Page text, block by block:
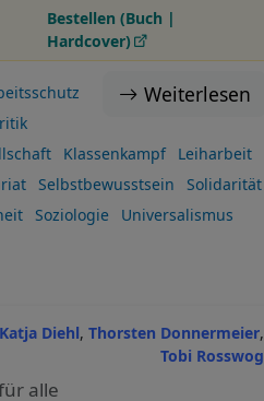
Bestellen (Buch |
Hardcover)
Weiterlesen
Klassenkampf
Leiharbeit
Selbstbewusstsein
Solidarität
Soziologie
Universalismus
Katja Diehl Thorsten Donnermeier
Tobi Rosswog
alle